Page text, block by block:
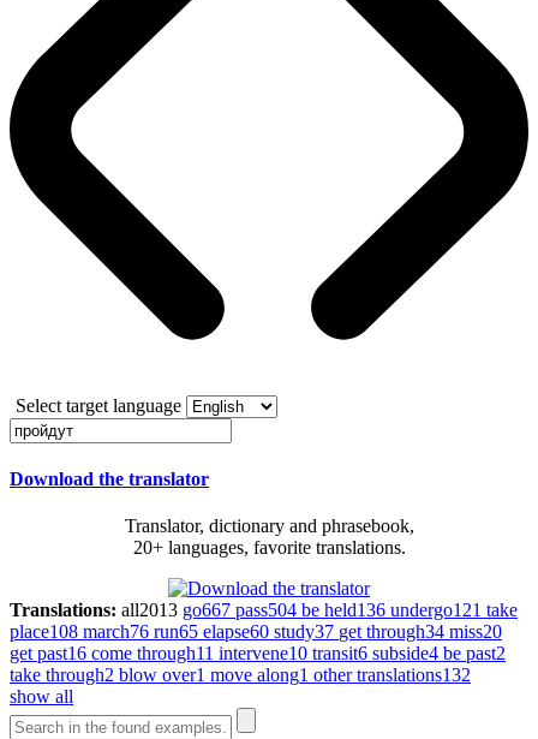
Select target language
Download the translator
Translator, dictionary and phrasebook,
20+ languages, favorite translations.
Translations: all2013 go667 pass504 be held136 undergo121 take
place108 march76 run65 elapse60 study37 get through34 miss20
get past16 come through11 intervene10 transit6 subside4 be past2
take through2 blow over1 move along1 other translations132
show all